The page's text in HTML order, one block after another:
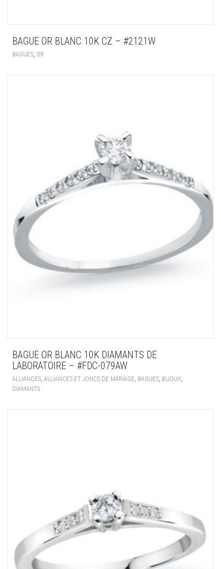
BAGUE OR BLANC 10K CZ – #2121W
BAGUES OR
BAGUE OR BLANC 10K DIAMANTS DE
LABORATOIRE – #FDC-079AW
ALLIANCES ALLIANCES ET JONCS DE MARIAGE BAGUES BIJOUX
DIAMANTS